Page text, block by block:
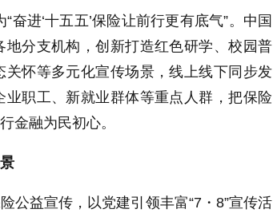
奋进‘十五五’保险让前行更有底气”。中国
分支机构，创新打造红色研学、校园普
怀等多元化宣传场景，线上线下同步发
职工、新就业群体等重点人群，把保险
金融为民初心。
公益宣传，以党建引领丰富“7・8”宣传活